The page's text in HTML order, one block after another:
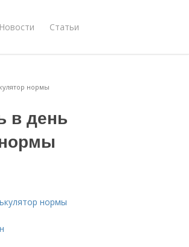
Новости Статьи
нормы
в день
нормы